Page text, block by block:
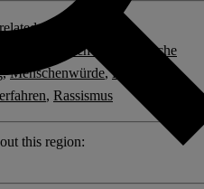
to this:
Freiheitlich-demokratische
,Menschenwürde,Parteiverbot,
, Rassismus
this region: